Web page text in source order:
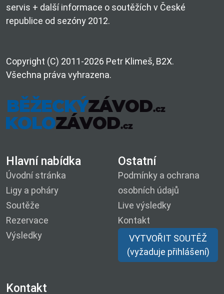
servis + další informace o soutěžích v České
republice od sezóny 2012.
Copyright (C) 2011-2026 Petr Klimeš, B2X.
Všechna práva vyhrazena.
Hlavní nabídka
Úvodní stránka
Ligy a poháry
Soutěže
Rezervace
Výsledky
Ostatní
Podmínky a ochrana
osobních údajů
Live výsledky
Kontakt
VYTVOŘIT SOUTĚŽ
(vyžaduje přihlášení)
Kontakt